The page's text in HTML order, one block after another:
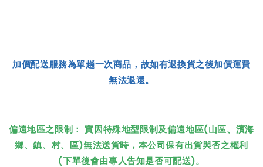
加價配送服務為單趟一次商品，故如有退換貨之後加價運費
無法退還。
偏遠地區之限制： 實因特殊地型限制及偏遠地區(山區、濱海
鄉、鎮、村、區)無法送貨時，本公司保有出貨與否之權利
(下單後會由專人告知是否可配送)。